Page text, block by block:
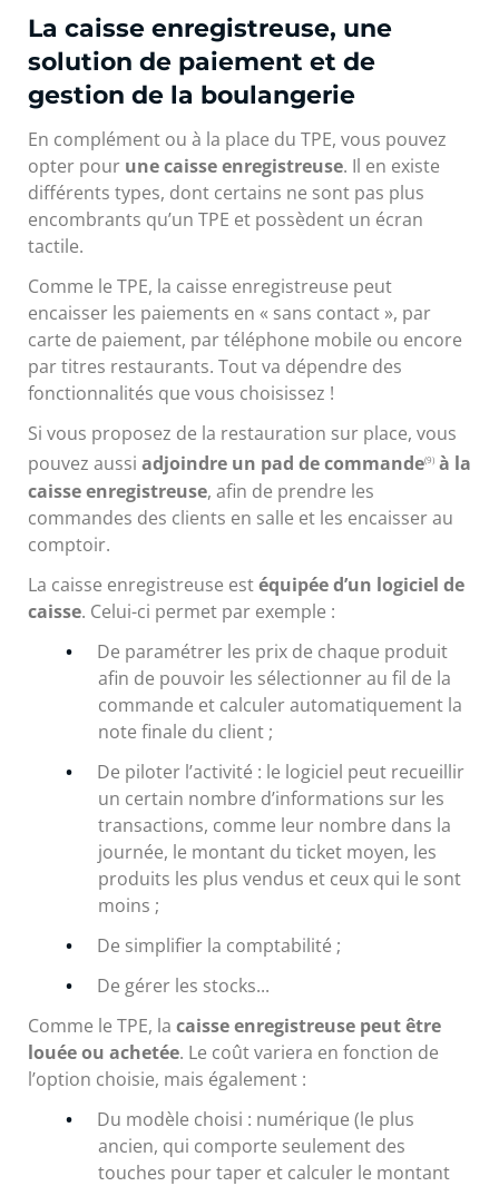
La caisse enregistreuse, une
solution de paiement et de
gestion de la boulangerie
En complément ou à la place du TPE, vous pouvez
opter pour une caisse enregistreuse. Il en existe
différents types, dont certains ne sont pas plus
encombrants qu’un TPE et possèdent un écran
tactile.
Comme le TPE, la caisse enregistreuse peut
encaisser les paiements en « sans contact », par
carte de paiement, par téléphone mobile ou encore
par titres restaurants. Tout va dépendre des
fonctionnalités que vous choisissez !
Si vous proposez de la restauration sur place, vous
pouvez aussi adjoindre un pad de commande(9) à la
caisse enregistreuse, afin de prendre les
commandes des clients en salle et les encaisser au
comptoir.
La caisse enregistreuse estéquipée d’un logiciel de
caisse. Celui-ci permet par exemple :
De paramétrer les prix de chaque produit
afin de pouvoir les sélectionner au fil de la
commande et calculer automatiquement la
note finale du client ;
De piloter l’activité : le logiciel peut recueillir
un certain nombre d’informations sur les
transactions, comme leur nombre dans la
journée, le montant du ticket moyen, les
produits les plus vendus et ceux qui le sont
moins ;
De simplifier la comptabilité ;
De gérer les stocks...
Comme le TPE, la caisse enregistreuse peut être
louée ou achetée. Le coût variera en fonction de
l’option choisie, mais également :
Du modèle choisi : numérique (le plus
ancien, qui comporte seulement des
touches pour taper et calculer le montant